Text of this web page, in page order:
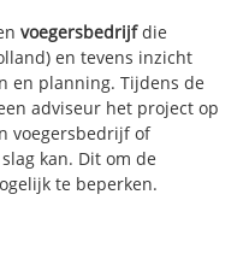
voegersbedrijfdie
en tevens inzicht
en planning. Tijdens de
adviseur het project op
voegersbedrijf of
kan. Dit om de
te beperken.